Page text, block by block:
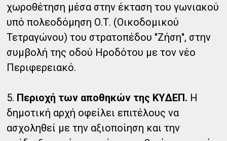
χωροθέτηση μέσα στην έκταση του γωνιακού
υπό πολεοδόμηση Ο.Τ. (Οικοδομικού
Τετραγώνου) του στρατοπέδου "Ζήση", στην
συμβολή της οδού Ηροδότου με τον νέο
Περιφερειακό.
5. Περιοχή των αποθηκών της ΚΥΔΕΠ. Η
δημοτική αρχή οφείλει επιτέλους να
ασχοληθεί με την αξιοποίηση και την